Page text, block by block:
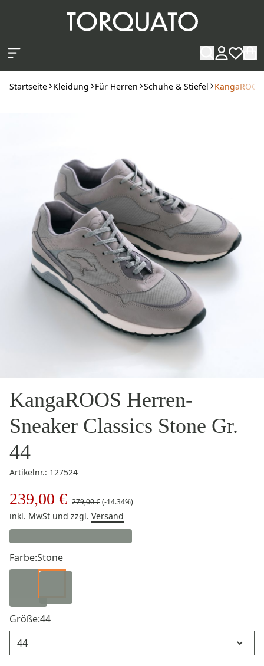
Startseite Kleidung Für Herren Schuhe & Stiefel
KangaROOS Herren-
Sneaker Classics Stone Gr.
44
Artikelnr.: 127524
239,00 € 279,00 €(-14.34%)
inkl. MwSt und zzgl. Versand
Farbe:Stone
Größe:44